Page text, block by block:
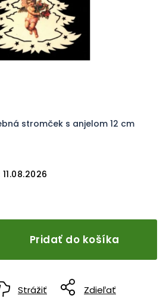
11.08.2026
Pridať do košíka
stromček s anjelom 12 cm
Strážiť Zdieľať